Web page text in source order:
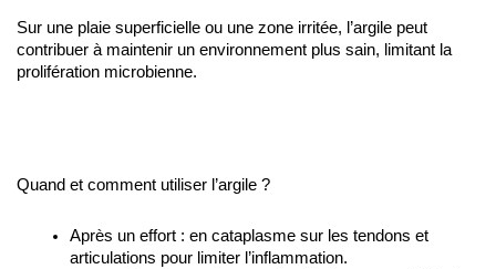
Sur une plaie superficielle ou une zone irritée, l’argile peut
contribuer à maintenir un environnement plus sain, limitant la
prolifération microbienne.
Quand et comment utiliser l’argile ?
Après un effort : en cataplasme sur les tendons et
articulations pour limiter l’inflammation.